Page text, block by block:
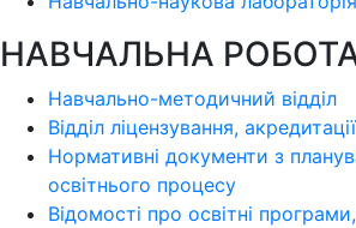
НАВЧАЛЬНА
Навчально-методичний відділ
Відділ ліцензування,
Нормативні документи з
освітнього процесу
Відомості про освітні